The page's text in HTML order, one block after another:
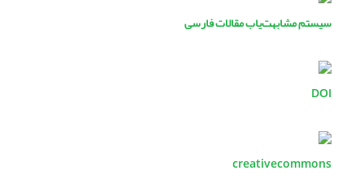
سیستم مشابهت‌یاب مقالات فارسی
DOI
creativecommons